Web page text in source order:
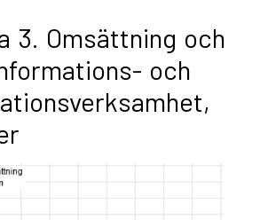
3. Omsättning och
och